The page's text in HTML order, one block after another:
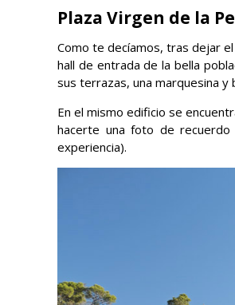
Plaza Virgen de la
Como te decíamos, tras dejar
hall de entrada de la bella
sus terrazas, una marquesina y
En el mismo edificio se
hacerte una foto de
experiencia).